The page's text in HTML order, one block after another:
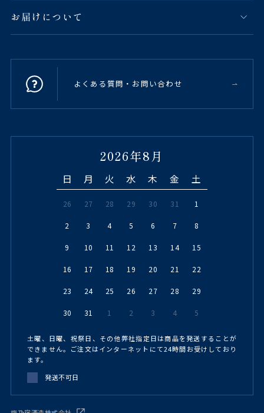
お届けについて
よくある質問・お問い合わせ
2026年8月
日 月 火 水 木 金 土
26 27 28 29 30 31 1
2 3 4 5 6 7 8
9 10 11 12 13 14 15
16 17 18 19 20 21 22
23 24 25 26 27 28 29
30 31 1 2 3 4 5
土曜、日曜、祝祭日、その他弊社指定日は商品を発送することが
できません。ご注文はインターネットにて24時間お受けしており
ます。
発送不可日